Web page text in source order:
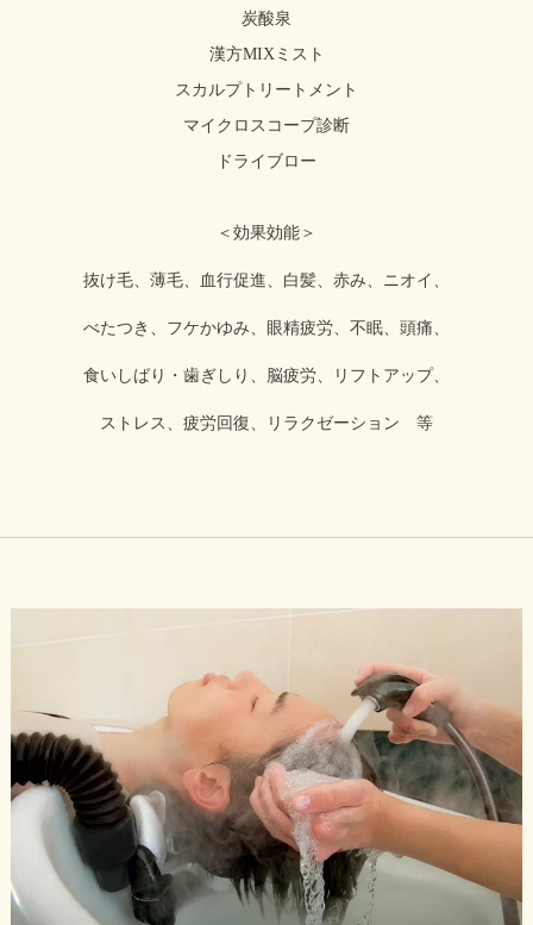
炭酸泉
漢方MIXミスト
スカルプトリートメント
マイクロスコープ診断
ドライブロー
＜効果効能＞
抜け毛、薄毛、血行促進、白髪、赤み、ニオイ、
べたつき、フケかゆみ、眼精疲労、不眠、頭痛、
食いしばり・歯ぎしり、脳疲労、リフトアップ、
ストレス、疲労回復、リラクゼーション 等